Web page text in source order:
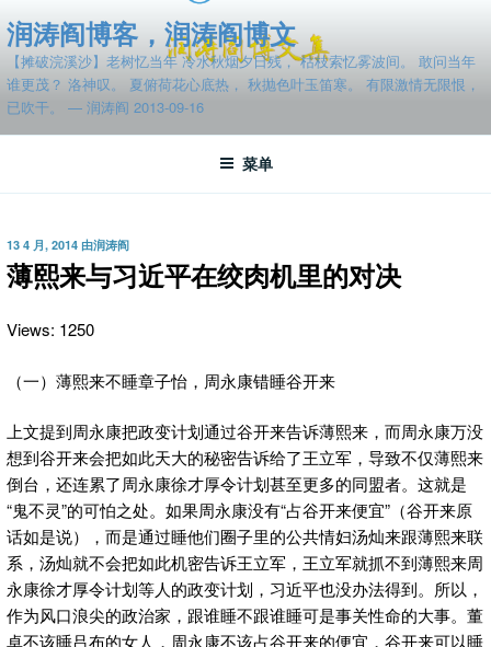
至
容
润涛阎博客，润涛阎博文
【摊破浣溪沙】老树忆当年 冷水秋烟夕日残， 枯枝索忆雾波间。 敢问当年
谁更茂？ 洛神叹。 夏俯荷花心底热， 秋抛色叶玉笛寒。 有限激情无限恨，
已吹干。 — 润涛阎 2013-09-16
菜单
发
布
于
13 4 月, 2014 由润涛阎
薄熙来与习近平在绞肉机里的对决
Views: 1250
（一）薄熙来不睡章子怡，周永康错睡谷开来
上文提到周永康把政变计划通过谷开来告诉薄熙来，而周永康万没
想到谷开来会把如此天大的秘密告诉给了王立军，导致不仅薄熙来
倒台，还连累了周永康徐才厚令计划甚至更多的同盟者。 这就是
“鬼不灵”的可怕之处。如果周永康没有“占谷开来便宜”（谷开来原
话如是说），而是通过睡他们圈子里的公共情妇汤灿来跟薄熙来联
系，汤灿就不会把如此机密告诉王立军，王立军就抓不到薄熙来周
永康徐才厚令计划等人的政变计划，习近平也没办法得到。所以，
作为风口浪尖的政治家，跟谁睡不跟谁睡可是事关性命的大事。董
卓不该睡吕布的女人，周永康不该占谷开来的便宜，谷开来可以睡